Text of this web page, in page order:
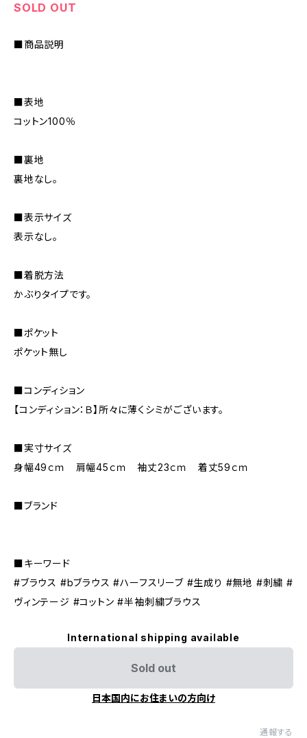
SOLD OUT
■商品説明
■表地
コットン100％
■裏地
裏地なし。
■表示サイズ
表示なし。
■着脱方法
かぶりタイプです。
■ポケット
ポケット無し
■コンディション
【コンディション：Ｂ】所々に薄くシミがございます。
■実寸サイズ
身幅49ｃｍ 肩幅45ｃｍ 袖丈23ｃｍ 着丈59ｃｍ
■ブランド
■キーワード
#ブラウス #bブラウス #ハーフスリーブ #生成り #無地 #刺繍 #
ヴィンテージ #コットン #半袖刺繍ブラウス
International shipping available
Sold out
日本国内にお住まいの方向け
通報する